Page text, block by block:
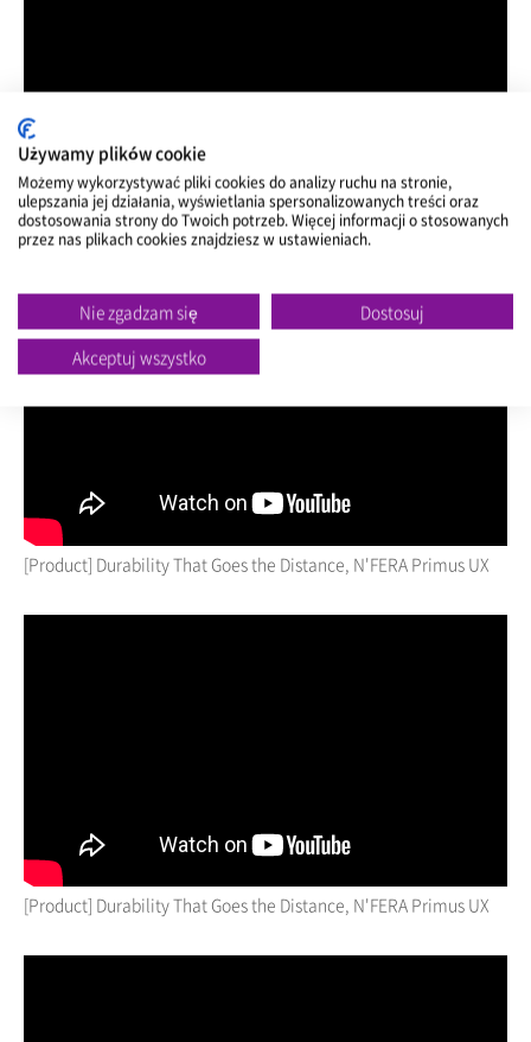
[Product] N'FERA Primus UX - AD (ENG)- USP ver.
[Product] Durability That Goes the Distance, N'FERA Primus UX
[Product] Durability That Goes the Distance, N'FERA Primus UX
Używamy plików cookie
Możemy wykorzystywać pliki cookies do analizy ruchu na stronie,
ulepszania jej działania, wyświetlania spersonalizowanych treści oraz
dostosowania strony do Twoich potrzeb. Więcej informacji o stosowanych
przez nas plikach cookies znajdziesz w ustawieniach.
Nie zgadzam się
Dostosuj
Akceptuj wszystko